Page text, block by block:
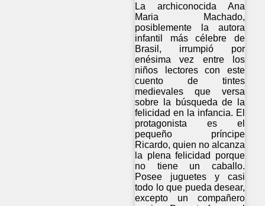
La archiconocida Ana
Maria Machado,
posiblemente la autora
infantil más célebre de
Brasil, irrumpió por
enésima vez entre los
niños lectores con este
cuento de tintes
medievales que versa
sobre la búsqueda de la
felicidad en la infancia. El
protagonista es el
pequeño príncipe
Ricardo, quien no alcanza
la plena felicidad porque
no tiene un caballo.
Posee juguetes y casi
todo lo que pueda desear,
excepto un compañero